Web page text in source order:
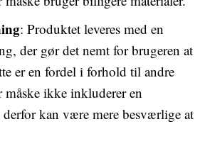
: Produktet leveres med en
der gør det nemt for brugeren at
er en fordel i forhold til andre
måske ikke inkluderer en
kan være mere besværlige at